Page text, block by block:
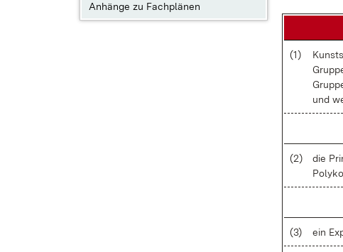
Anhänge zu Fachplänen
(1)
und
(2)
die
(3) ein